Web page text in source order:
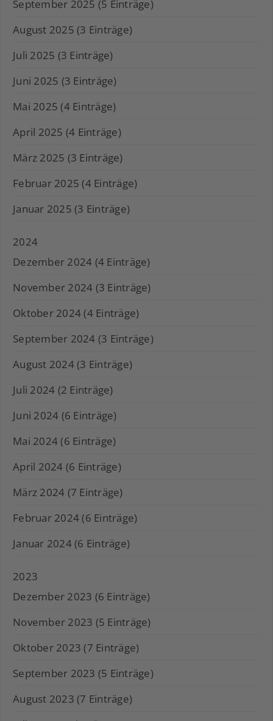
September 2025 (5 Einträge)
August 2025 (3 Einträge)
Juli 2025 (3 Einträge)
Juni 2025 (3 Einträge)
Mai 2025 (4 Einträge)
April 2025 (4 Einträge)
März 2025 (3 Einträge)
Februar 2025 (4 Einträge)
Januar 2025 (3 Einträge)
2024
Dezember 2024 (4 Einträge)
November 2024 (3 Einträge)
Oktober 2024 (4 Einträge)
September 2024 (3 Einträge)
August 2024 (3 Einträge)
Juli 2024 (2 Einträge)
Juni 2024 (6 Einträge)
Mai 2024 (6 Einträge)
April 2024 (6 Einträge)
März 2024 (7 Einträge)
Februar 2024 (6 Einträge)
Januar 2024 (6 Einträge)
2023
Dezember 2023 (6 Einträge)
November 2023 (5 Einträge)
Oktober 2023 (7 Einträge)
September 2023 (5 Einträge)
August 2023 (7 Einträge)